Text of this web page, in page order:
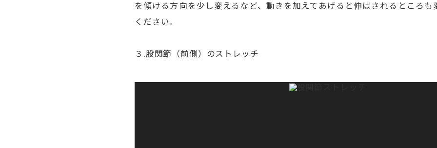
を傾ける方向を少し変えるなど、動きを加えてあげると伸ばされるところも
ください。
３.股関節（前側）のストレッチ